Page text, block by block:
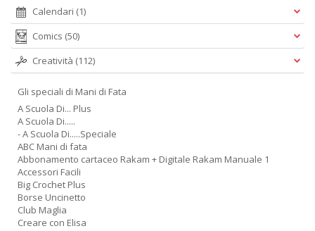
Calendari (1)
Comics (50)
Creatività (112)
Gli speciali di Mani di Fata
A Scuola Di... Plus
A Scuola Di.....
- A Scuola Di.....Speciale
ABC Mani di fata
Abbonamento cartaceo Rakam + Digitale Rakam Manuale 1
Accessori Facili
Big Crochet Plus
Borse Uncinetto
Club Maglia
Creare con Elisa